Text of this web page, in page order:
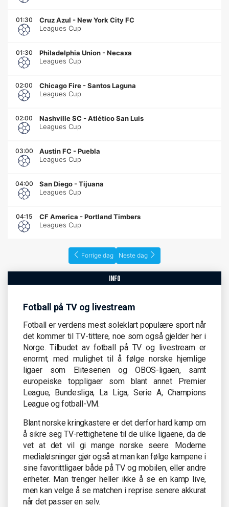
01:30 Cruz Azul -New York City FC
Leagues Cup
01:30 Philadelphia Union -Necaxa
Leagues Cup
02:00 Chicago Fire -Santos Laguna
Leagues Cup
02:00 Nashville SC -Atlético San Luis
Leagues Cup
03:00 Austin FC -Puebla
Leagues Cup
04:00 San Diego -Tijuana
Leagues Cup
04:15 CF America -Portland Timbers
Leagues Cup
Forrige dag Neste dag
info
Fotball på TV og livestream
Fotball er verdens mest soleklart populære sport når
det kommer til TV-tittere, noe som også gjelder her i
Norge. Tilbudet av fotball på TV og livestream er
enormt, med mulighet til å følge norske hjemlige
ligaer som Eliteserien og OBOS-ligaen, samt
europeiske toppligaer som blant annet Premier
League, Bundesliga, La Liga, Serie A, Champions
League og fotball-VM.
Blant norske kringkastere er det derfor hard kamp om
å sikre seg TV-rettighetene til de ulike ligaene, da de
vet at det vil gi mange norske seere. Moderne
medialøsninger gjør også at man kan følge kampene i
sine favorittligaer både på TV og mobilen, eller andre
enheter. Man trenger heller ikke å se en kamp live,
men kan velge å se matchen i reprise senere akkurat
når det passer en selv.